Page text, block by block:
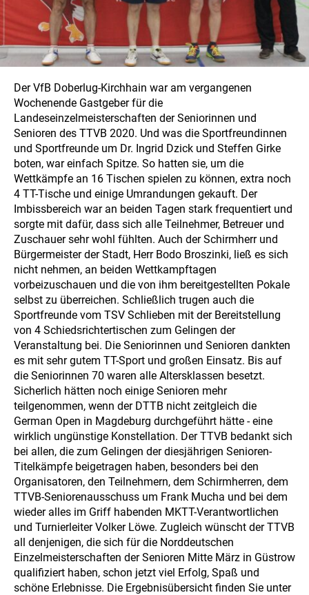
Der VfB Doberlug-Kirchhain war am vergangenen
Wochenende Gastgeber für die
Landeseinzelmeisterschaften der Seniorinnen und
Senioren des TTVB 2020. Und was die Sportfreundinnen
und Sportfreunde um Dr. Ingrid Dzick und Steffen Girke
boten, war einfach Spitze. So hatten sie, um die
Wettkämpfe an 16 Tischen spielen zu können, extra noch
4 TT-Tische und einige Umrandungen gekauft. Der
Imbissbereich war an beiden Tagen stark frequentiert und
sorgte mit dafür, dass sich alle Teilnehmer, Betreuer und
Zuschauer sehr wohl fühlten. Auch der Schirmherr und
Bürgermeister der Stadt, Herr Bodo Broszinki, ließ es sich
nicht nehmen, an beiden Wettkampftagen
vorbeizuschauen und die von ihm bereitgestellten Pokale
selbst zu überreichen. Schließlich trugen auch die
Sportfreunde vom TSV Schlieben mit der Bereitstellung
von 4 Schiedsrichtertischen zum Gelingen der
Veranstaltung bei. Die Seniorinnen und Senioren dankten
es mit sehr gutem TT-Sport und großen Einsatz. Bis auf
die Seniorinnen 70 waren alle Altersklassen besetzt.
Sicherlich hätten noch einige Senioren mehr
teilgenommen, wenn der DTTB nicht zeitgleich die
German Open in Magdeburg durchgeführt hätte - eine
wirklich ungünstige Konstellation. Der TTVB bedankt sich
bei allen, die zum Gelingen der diesjährigen Senioren-
Titelkämpfe beigetragen haben, besonders bei den
Organisatoren, den Teilnehmern, dem Schirmherren, dem
TTVB-Seniorenausschuss um Frank Mucha und bei dem
wieder alles im Griff habenden MKTT-Verantwortlichen
und Turnierleiter Volker Löwe. Zugleich wünscht der TTVB
all denjenigen, die sich für die Norddeutschen
Einzelmeisterschaften der Senioren Mitte März in Güstrow
qualifiziert haben, schon jetzt viel Erfolg, Spaß und
schöne Erlebnisse. Die Ergebnisübersicht finden Sie unter